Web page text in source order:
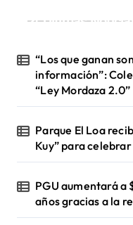
¡Ultimas
“Los que ganan
información”:
“Ley Mordaza 2.0”
Parque El Loa
Kuy” para
PGU aumentará a
años gracias a la